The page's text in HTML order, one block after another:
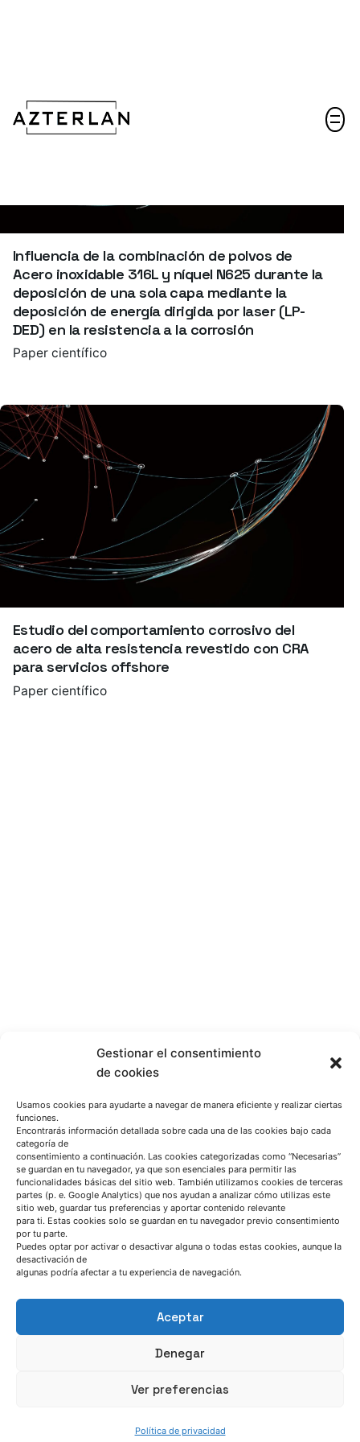
Gestionar el consentimiento
de cookies
Usamos cookies para ayudarte a navegar de manera eficiente y realizar ciertas
funciones.
Encontrarás información detallada sobre cada una de las cookies bajo cada
categoría de
consentimiento a continuación. Las cookies categorizadas como “Necesarias”
se guardan en tu navegador, ya que son esenciales para permitir las
funcionalidades básicas del sitio web. También utilizamos cookies de terceras
partes (p. e. Google Analytics) que nos ayudan a analizar cómo utilizas este
sitio web, guardar tus preferencias y aportar contenido relevante
para ti. Estas cookies solo se guardan en tu navegador previo consentimiento
por tu parte.
Puedes optar por activar o desactivar alguna o todas estas cookies, aunque la
desactivación de
algunas podría afectar a tu experiencia de navegación.
Aceptar
Denegar
Ver preferencias
Política de privacidad
Influencia de la combinación de polvos de
Acero inoxidable 316L y níquel N625 durante la
deposición de una sola capa mediante la
deposición de energía dirigida por laser (LP-
DED) en la resistencia a la corrosión
Paper científico
Estudio del comportamiento corrosivo del
acero de alta resistencia revestido con CRA
para servicios offshore
Paper científico
HABLEMOS
(+34) 946 215 470